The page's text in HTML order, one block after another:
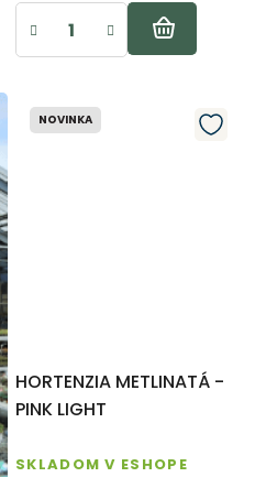
NOVINKA
HORTENZIA METLINATÁ -
PINK LIGHT
SKLADOM V ESHOPE